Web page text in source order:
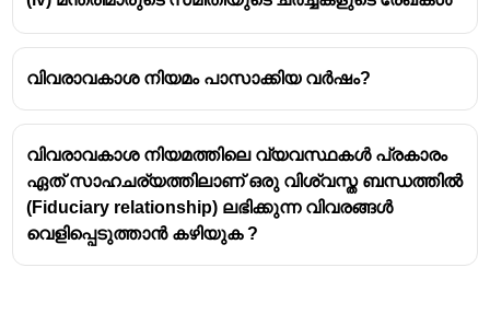
വിവരാവകാശ നിയമം പാസാക്കിയ വർഷം?
വിവരാവകാശ നിയമത്തിലെ വ്യവസ്ഥകൾ പ്രകാരം
ഏത് സാഹചര്യത്തിലാണ് ഒരു വിശ്വസ്ത ബന്ധത്തിൽ
(Fiduciary relationship) ലഭിക്കുന്ന വിവരങ്ങൾ
വെളിപ്പെടുത്താൻ കഴിയുക ?